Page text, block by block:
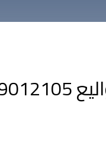
المطبخ